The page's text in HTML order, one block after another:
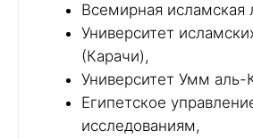
Всемирная исламская
Университет
(Карачи),
Университет Умм аль-
Египетское
исследованиям,